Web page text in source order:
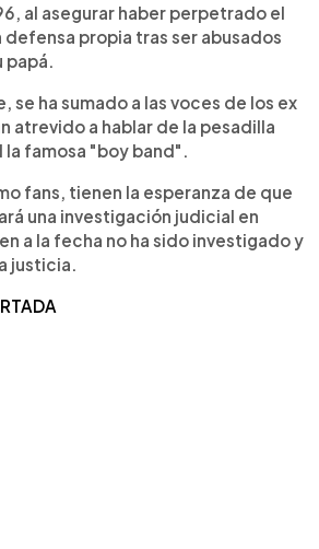
al asegurar haber perpetrado el
propia tras ser abusados
se ha sumado a las voces de los ex
atrevido a hablar de la pesadilla
famosa "boy band".
fans, tienen la esperanza de que
una investigación judicial en
a la fecha no ha sido investigado y
justicia.